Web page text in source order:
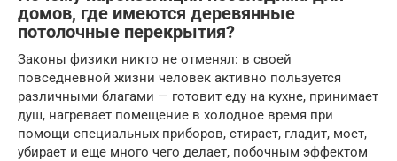
домов, где имеются деревянные
потолочные перекрытия?
Законы физики никто не отменял: в своей
повседневной жизни человек активно пользуется
различными благами — готовит еду на кухне, принимает
душ, нагревает помещение в холодное время при
помощи специальных приборов, стирает, гладит, моет,
убирает и еще много чего делает, побочным эффектом